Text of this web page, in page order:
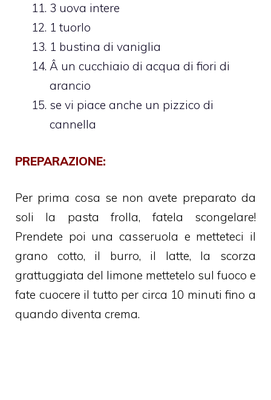
3 uova intere
1 tuorlo
1 bustina di vaniglia
Â un cucchiaio di acqua di fiori di
arancio
se vi piace anche un pizzico di
cannella
PREPARAZIONE:
Per prima cosa se non avete preparato da
soli la pasta frolla, fatela scongelare!
Prendete poi una casseruola e metteteci il
grano cotto, il burro, il latte, la scorza
grattuggiata del limone mettetelo sul fuoco e
fate cuocere il tutto per circa 10 minuti fino a
quando diventa crema.